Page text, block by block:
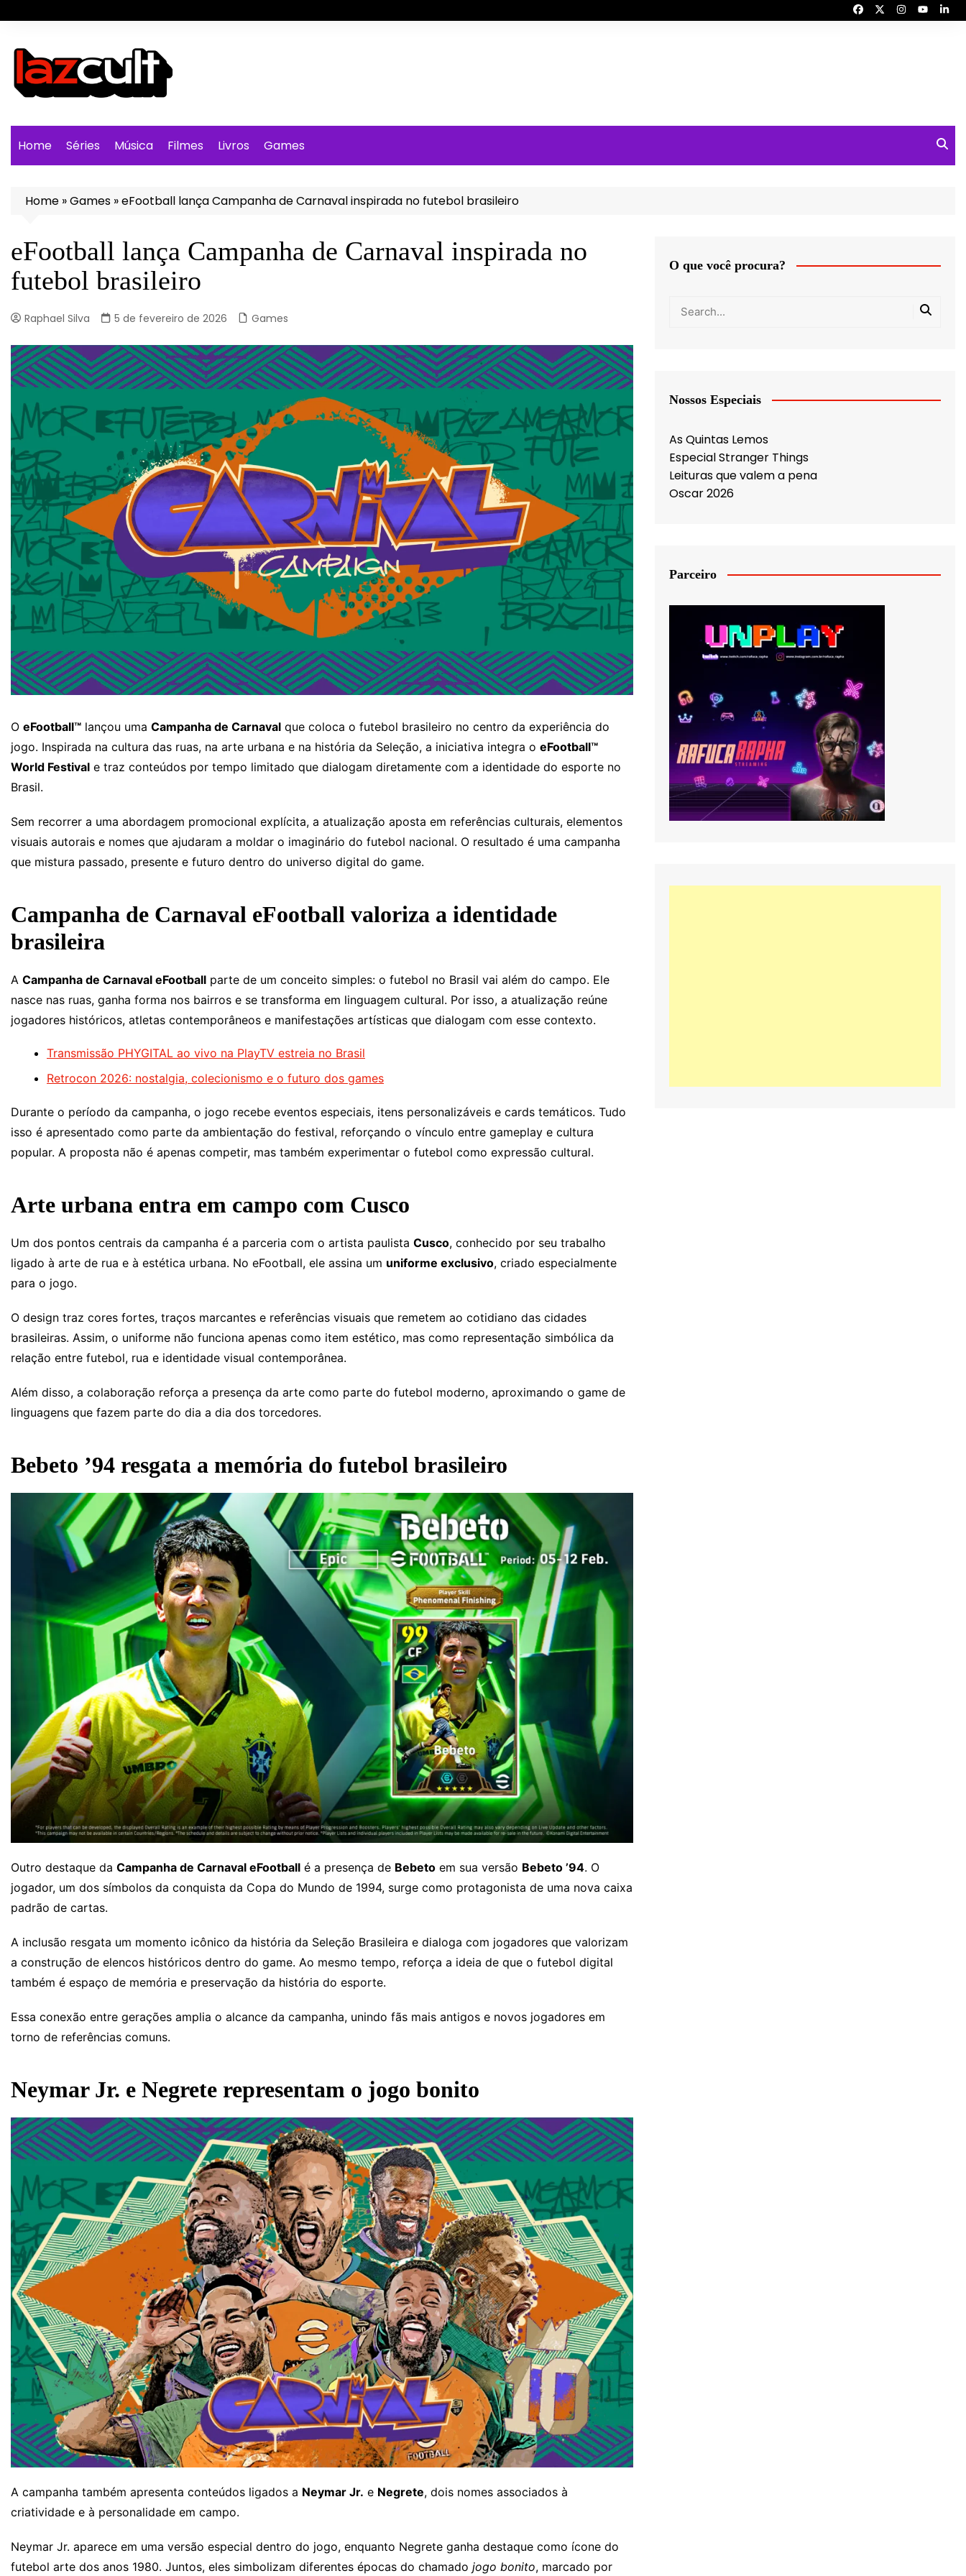
para
conteúdo
Home Séries Música Filmes Livros Games
Home »Games »eFootball lança Campanha de Carnaval inspirada no futebol brasileiro
eFootball lança Campanha de Carnaval inspirada no
futebol brasileiro
Raphael Silva 5 de fevereiro de 2026 Games
O eFootball™ lançou uma Campanha de Carnaval que coloca o futebol brasileiro no centro da experiência do
jogo. Inspirada na cultura das ruas, na arte urbana e na história da Seleção, a iniciativa integra o eFootball™
World Festival e traz conteúdos por tempo limitado que dialogam diretamente com a identidade do esporte no
Brasil.
Sem recorrer a uma abordagem promocional explícita, a atualização aposta em referências culturais, elementos
visuais autorais e nomes que ajudaram a moldar o imaginário do futebol nacional. O resultado é uma campanha
que mistura passado, presente e futuro dentro do universo digital do game.
Campanha de Carnaval eFootball valoriza a identidade
brasileira
A Campanha de Carnaval eFootball parte de um conceito simples: o futebol no Brasil vai além do campo. Ele
nasce nas ruas, ganha forma nos bairros e se transforma em linguagem cultural. Por isso, a atualização reúne
jogadores históricos, atletas contemporâneos e manifestações artísticas que dialogam com esse contexto.
Transmissão PHYGITAL ao vivo na PlayTV estreia no Brasil
Retrocon 2026: nostalgia, colecionismo e o futuro dos games
Durante o período da campanha, o jogo recebe eventos especiais, itens personalizáveis e cards temáticos. Tudo
isso é apresentado como parte da ambientação do festival, reforçando o vínculo entre gameplay e cultura
popular. A proposta não é apenas competir, mas também experimentar o futebol como expressão cultural.
Arte urbana entra em campo com Cusco
Um dos pontos centrais da campanha é a parceria com o artista paulista Cusco, conhecido por seu trabalho
ligado à arte de rua e à estética urbana. No eFootball, ele assina um uniforme exclusivo, criado especialmente
para o jogo.
O design traz cores fortes, traços marcantes e referências visuais que remetem ao cotidiano das cidades
brasileiras. Assim, o uniforme não funciona apenas como item estético, mas como representação simbólica da
relação entre futebol, rua e identidade visual contemporânea.
Além disso, a colaboração reforça a presença da arte como parte do futebol moderno, aproximando o game de
linguagens que fazem parte do dia a dia dos torcedores.
Bebeto ’94 resgata a memória do futebol brasileiro
Outro destaque da Campanha de Carnaval eFootball é a presença de Bebeto em sua versão Bebeto ’94. O
jogador, um dos símbolos da conquista da Copa do Mundo de 1994, surge como protagonista de uma nova caixa
padrão de cartas.
A inclusão resgata um momento icônico da história da Seleção Brasileira e dialoga com jogadores que valorizam
a construção de elencos históricos dentro do game. Ao mesmo tempo, reforça a ideia de que o futebol digital
também é espaço de memória e preservação da história do esporte.
Essa conexão entre gerações amplia o alcance da campanha, unindo fãs mais antigos e novos jogadores em
torno de referências comuns.
Neymar Jr. e Negrete representam o jogo bonito
A campanha também apresenta conteúdos ligados a Neymar Jr. e Negrete, dois nomes associados à
criatividade e à personalidade em campo.
Neymar Jr. aparece em uma versão especial dentro do jogo, enquanto Negrete ganha destaque como ícone do
futebol arte dos anos 1980. Juntos, eles simbolizam diferentes épocas do chamado jogo bonito, marcado por
O que você procura?
Nossos Especiais
As Quintas Lemos
Especial Stranger Things
Leituras que valem a pena
Oscar 2026
Parceiro